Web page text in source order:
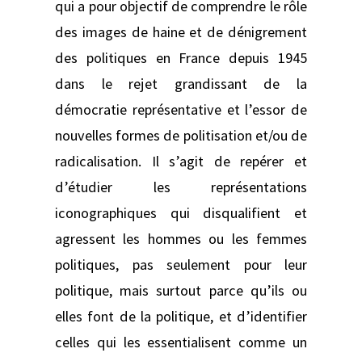
qui a pour objectif de comprendre le rôle
des images de haine et de dénigrement
des politiques en France depuis 1945
dans le rejet grandissant de la
démocratie représentative et l’essor de
nouvelles formes de politisation et/ou de
radicalisation. Il s’agit de repérer et
d’étudier les représentations
iconographiques qui disqualifient et
agressent les hommes ou les femmes
politiques, pas seulement pour leur
politique, mais surtout parce qu’ils ou
elles font de la politique, et d’identifier
celles qui les essentialisent comme un